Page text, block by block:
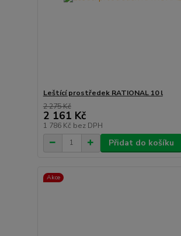
Leštící prostředek RATIONAL 10 l
2 275 Kč
2 161 Kč
1 786 Kč bez DPH
Přidat do košíku
Akce